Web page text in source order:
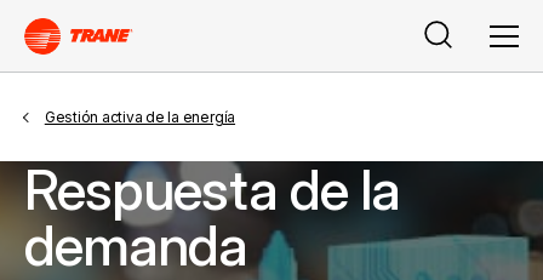
Search
Gestión activa de la energía
Respuesta de la
demanda